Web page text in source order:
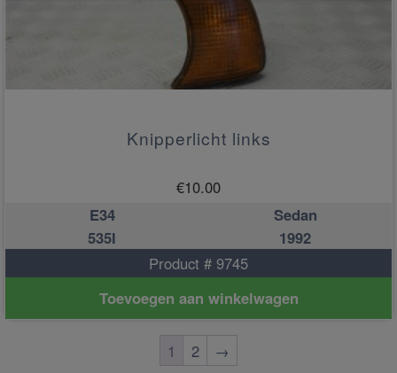
Knipperlicht links
€10.00
E34
Sedan
535I
1992
Product # 9745
Toevoegen aan winkelwagen
1 2 →